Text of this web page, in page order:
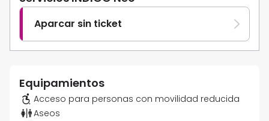
Aparcar sin ticket
Equipamientos
Acceso para personas con movilidad reducida
Aseos